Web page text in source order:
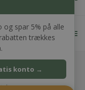
Alle rettigheder
spar 5% på alle
trækkes
konto →